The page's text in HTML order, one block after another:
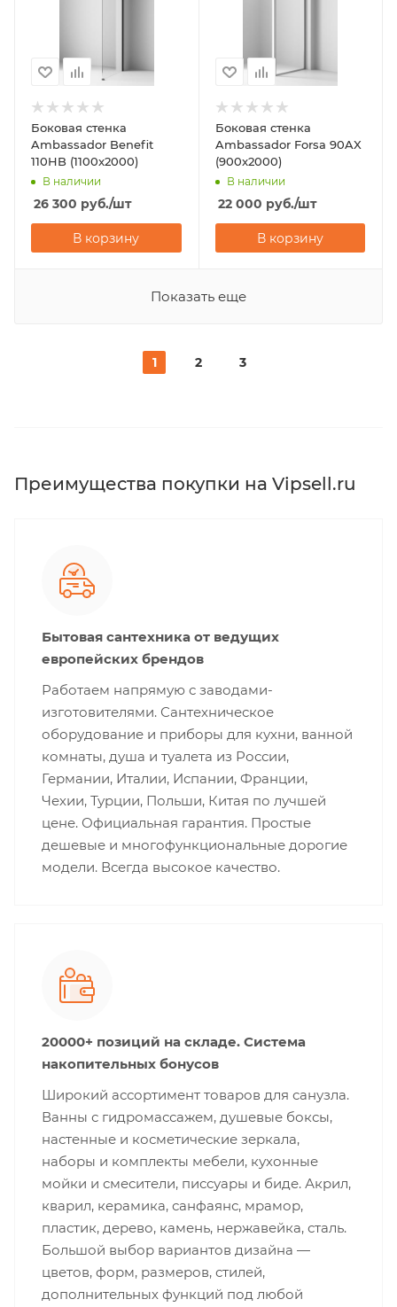
Боковая стенка
Ambassador Benefit
110HB (1100x2000)
В наличии
26 300 руб./шт
В корзину
Боковая стенка
Ambassador Forsa 90AX
(900x2000)
В наличии
22 000 руб./шт
В корзину
Показать еще
1 2 3
Преимущества покупки на Vipsell.ru
Бытовая сантехника от ведущих
европейских брендов
Работаем напрямую с заводами-
изготовителями. Сантехническое
оборудование и приборы для кухни, ванной
комнаты, душа и туалета из России,
Германии, Италии, Испании, Франции,
Чехии, Турции, Польши, Китая по лучшей
цене. Официальная гарантия. Простые
дешевые и многофункциональные дорогие
модели. Всегда высокое качество.
20000+ позиций на складе. Система
накопительных бонусов
Широкий ассортимент товаров для санузла.
Ванны с гидромассажем, душевые боксы,
настенные и косметические зеркала,
наборы и комплекты мебели, кухонные
мойки и смесители, писсуары и биде. Акрил,
кварил, керамика, санфаянс, мрамор,
пластик, дерево, камень, нержавейка, сталь.
Большой выбор вариантов дизайна —
цветов, форм, размеров, стилей,
дополнительных функций под любой